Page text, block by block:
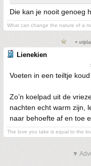
Die kan je nooit genoeg
What can change the nature of a
•
Lienekien
Voeten in een teiltje koud
Zo’n koelpad uit de
nachten echt warm zijn,
naar behoefte af en toe
The love you take is equal to the
▼